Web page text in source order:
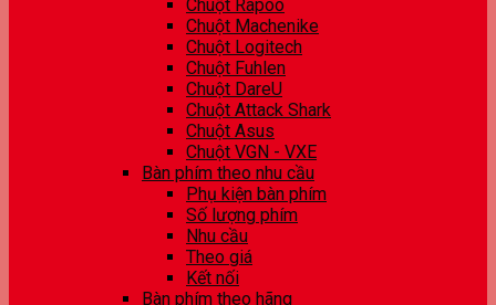
Chuột Rapoo
Chuột Machenike
Chuột Logitech
Chuột Fuhlen
Chuột DareU
Chuột Attack Shark
Chuột Asus
Chuột VGN - VXE
Bàn phím theo nhu cầu
Phụ kiện bàn phím
Số lượng phím
Nhu cầu
Theo giá
Kết nối
Bàn phím theo hãng